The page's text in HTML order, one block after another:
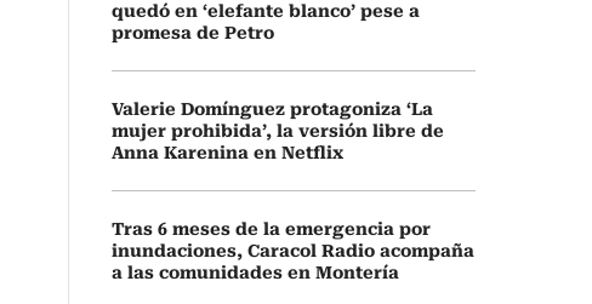
quedó en ‘elefante blanco’ pese a
promesa de Petro
Valerie Domínguez protagoniza ‘La
mujer prohibida’, la versión libre de
Anna Karenina en Netflix
Tras 6 meses de la emergencia por
inundaciones, Caracol Radio acompaña
a las comunidades en Montería